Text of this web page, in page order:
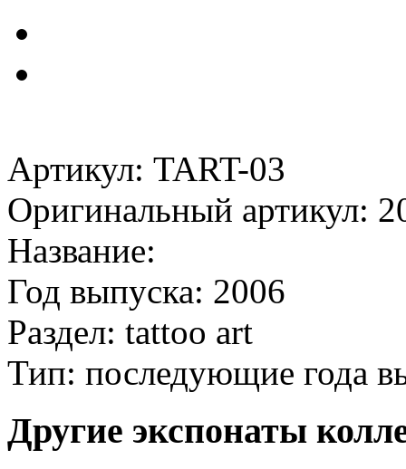
Артикул: TART-03
Оригинальный артикул:
Название:
Год выпуска: 2006
Раздел: tattoo art
Тип: последующие года
Другие экспонаты